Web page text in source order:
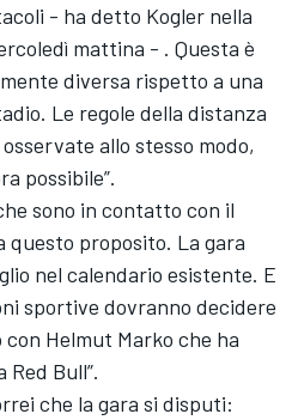
- ha detto Kogler nella
mattina - . Questa è
diversa rispetto a una
Le regole della distanza
allo stesso modo,
possibile”.
sono in contatto con il
questo proposito. La gara
nel calendario esistente. E
sportive dovranno decidere
Helmut Marko che ha
Bull”.
che la gara si disputi: